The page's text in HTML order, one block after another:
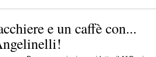
e un caffè con...